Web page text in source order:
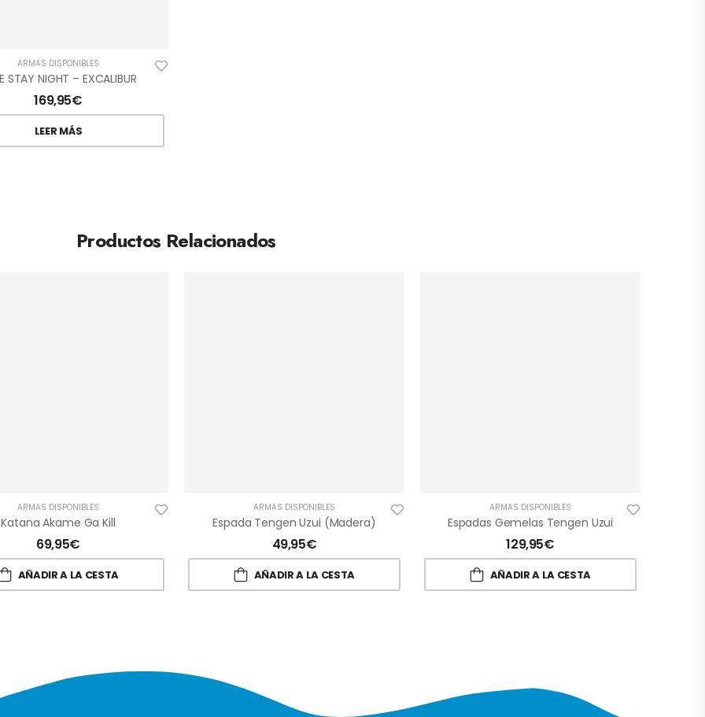
ARMAS DISPONIBLES
STAY NIGHT – EXCALIBUR
169,95€
LEER MÁS
Productos Relacionados
ARMAS DISPONIBLES
Katana Akame Ga Kill
69,95€
AÑADIR A LA CESTA
ARMAS DISPONIBLES
Espada Tengen Uzui (Madera)
49,95€
AÑADIR A LA CESTA
ARMAS DISPONIBLES
Espadas Gemelas Tengen Uzui
129,95€
AÑADIR A LA CESTA